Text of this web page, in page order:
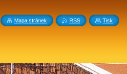
Mapa stránek RSS Tisk